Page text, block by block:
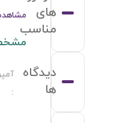
های
مناسب
دیدگاه
ها
: